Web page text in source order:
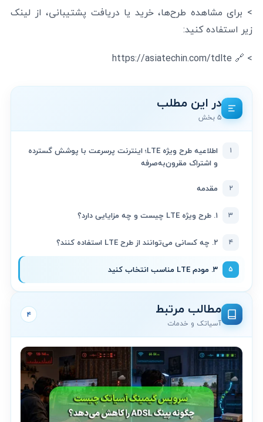
> برای مشاهده طرح‌ها، خرید یا دریافت پشتیبانی، از لینک
زیر استفاده کنید:
> 🔗 https://asiatechin.com/tdlte
در این مطلب
۵ بخش
۱
اطلاعیه طرح ویژه LTE؛ اینترنت پرسرعت با پوشش گسترده
و اشتراک مقرون‌به‌صرفه
۲ مقدمه
۳ ۱. طرح ویژه LTE چیست و چه مزایایی دارد؟
۴ ۲. چه کسانی می‌توانند از طرح LTE استفاده کنند؟
۵ ۳. مودم LTE مناسب انتخاب کنید
مطالب مرتبط
آسیاتک و خدمات
۴